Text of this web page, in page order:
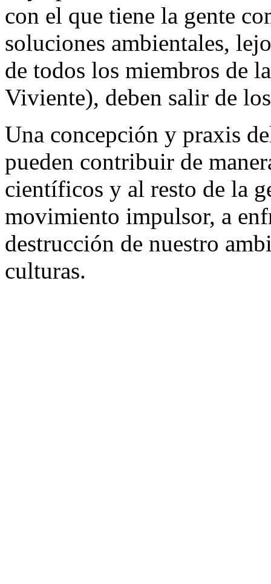
con el que tiene la gente
soluciones ambientales,
de todos los miembros de
Viviente), deben salir de
Una concepción y praxis
pueden contribuir de
científicos y al resto de la
movimiento impulsor, a
destrucción de nuestro
culturas.